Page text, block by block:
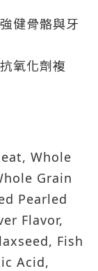
健骨骼與牙
氧化劑複
Whole
Grain
Pearled
Flavor,
Fish
Acid,